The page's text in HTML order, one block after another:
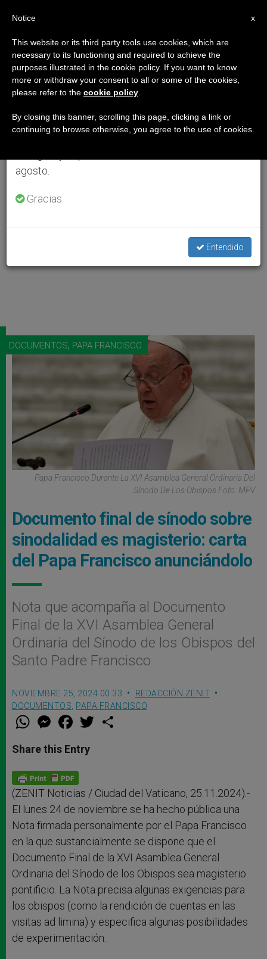
DOCUMENTOS, PAPA FRANCISCO
Papa Francisco Durante La XVI Asamblea General Ordinaria Del
Sínodo De Los Obispos Foto: MPV
Documento final de sínodo sobre
sinodalidad es magisterio: carta
del Papa Francisco anunciándolo
Nota que acompaña al Documento
Final de la XVI Asamblea General
Ordinaria del Sínodo de los Obispos del
Santo Padre Francisco
NOVIEMBRE 25, 2024 00:33
REDACCIÓN ZENIT
DOCUMENTOS
PAPA FRANCISCO
W
t
s
p
p
M
e
s
e
g
e
r
F
a
e
b
o
k
w
Share this Entry
(ZENIT Noticias / Ciudad del Vaticano, 25.11.2024).-
El lunes 24 de noviembre se ha hecho pública una
Nota firmada personalmente por el Papa Francisco
en la que sustancialmente se dispone que el
Documento Final de la XVI Asamblea General
Ordinaria del Sínodo de los Obispos sea magisterio
pontificio. La Nota precisa algunas exigencias para
los obispos (como la rendición de cuentas en las
visitas ad limina) y especifica algunas posibilidades
de experimentación.
×
Aviso importante
Del 27 de julio al 7 de agosto haremos la pausa
anual, aprovechando que en el periodo de verano
se generan menos informaciones y también el
agosto.
Gracias.
Entendido
x
Notice
This website or its third party tools use cookies, which are
necessary to its functioning and required to achieve the
purposes illustrated in the cookie policy. If you want to know
more or withdraw your consent to all or some of the cookies,
please refer to the cookie policy
By closing this banner, scrolling this page, clicking a link or
continuing to browse otherwise, you agree to the use of cookies.